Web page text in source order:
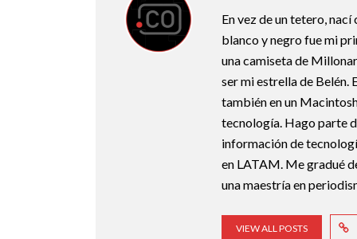
En vez de un tetero,
blanco y negro fue mi
una camiseta de
ser mi estrella de Belén.
también en un
tecnología. Hago parte
información de
en LATAM. Me gradué
una maestría en
VIEW ALL POSTS